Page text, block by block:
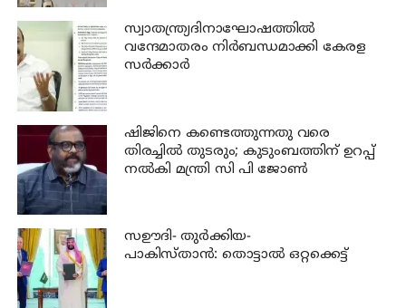
സ്വാതന്ത്ര്യദിനാഘോഷത്തില്‍
വന്ദേമാതരം നിര്‍ബന്ധമാക്കി കേരള
സര്‍ക്കാര്‍
ഷിജിനെ കണ്ടെത്തുന്നതു വരെ
തിരച്ചില്‍ തുടരും; കുടുംബത്തിന് ഉറപ്പ്
നല്‍കി മന്ത്രി സി പി ജോണ്‍
സഊദി- തുർക്കിയ-
പാകിസ്താൻ: തൊട്ടാൽ ഒറ്റക്കെട്ട്